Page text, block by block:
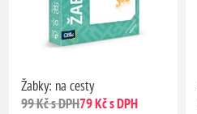
Žabky: na cesty
99 Kč s DPH79 Kč s DPH